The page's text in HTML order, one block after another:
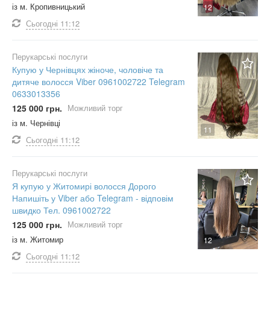
12
із м. Кропивницький
Сьогодні 11:12
11
Перукарські послуги
Купую у Чернівцях жіноче, чоловіче та
дитяче волосся Viber 0961002722 Telegram
0633013356
125 000 грн. Можливий торг
із м. Чернівці
Сьогодні 11:12
12
Перукарські послуги
Я купую у Житомирі волосся Дорого
Напишіть у Viber або Telegram - відповім
швидко Тел. 0961002722
125 000 грн. Можливий торг
із м. Житомир
Сьогодні 11:12